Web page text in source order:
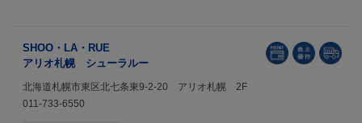
SHOO・LA・RUE
アリオ札幌 シューラルー
北海道札幌市東区北七条東9-2-20 アリオ札幌 2F
011-733-6550